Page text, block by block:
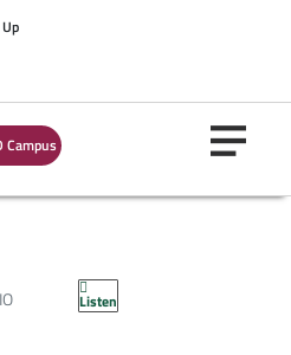
Campus
Listen